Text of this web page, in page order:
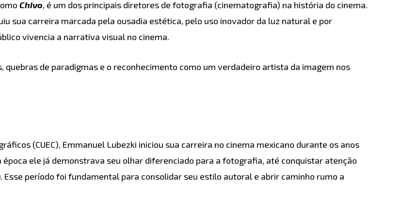
Chivo, é um dos principais diretores de fotografia (cinematografia) na história do cinema.
sua carreira marcada pela ousadia estética, pelo uso inovador da luz natural e por
vivencia a narrativa visual no cinema.
de paradigmas e o reconhecimento como um verdadeiro artista da imagem nos
(CUEC), Emmanuel Lubezki iniciou sua carreira no cinema mexicano durante os anos
ele já demonstrava seu olhar diferenciado para a fotografia, até conquistar atenção
. Esse período foi fundamental para consolidar seu estilo autoral e abrir caminho rumo a